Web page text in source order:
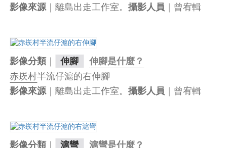
影像來源｜離島出走工作室。攝影人員 ｜曾宥輯
影像分類｜ 伸腳 伸腳是什麼？
赤崁村半流仔滬的右伸腳
影像來源｜離島出走工作室。攝影人員 ｜曾宥輯
影像分類｜ 滬彎 滬彎是什麼？